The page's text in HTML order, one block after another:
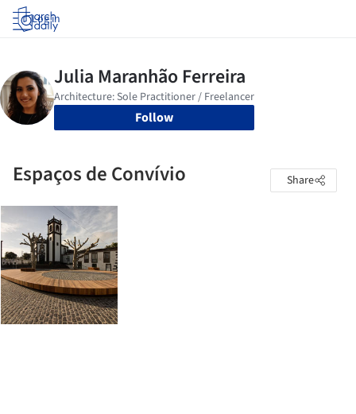
Log in
Follow
Espaços de Convívio Share